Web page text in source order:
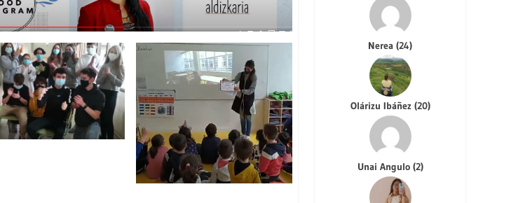
Nerea(24)
Olárizu Ibáñez (20)
Unai Angulo (2)